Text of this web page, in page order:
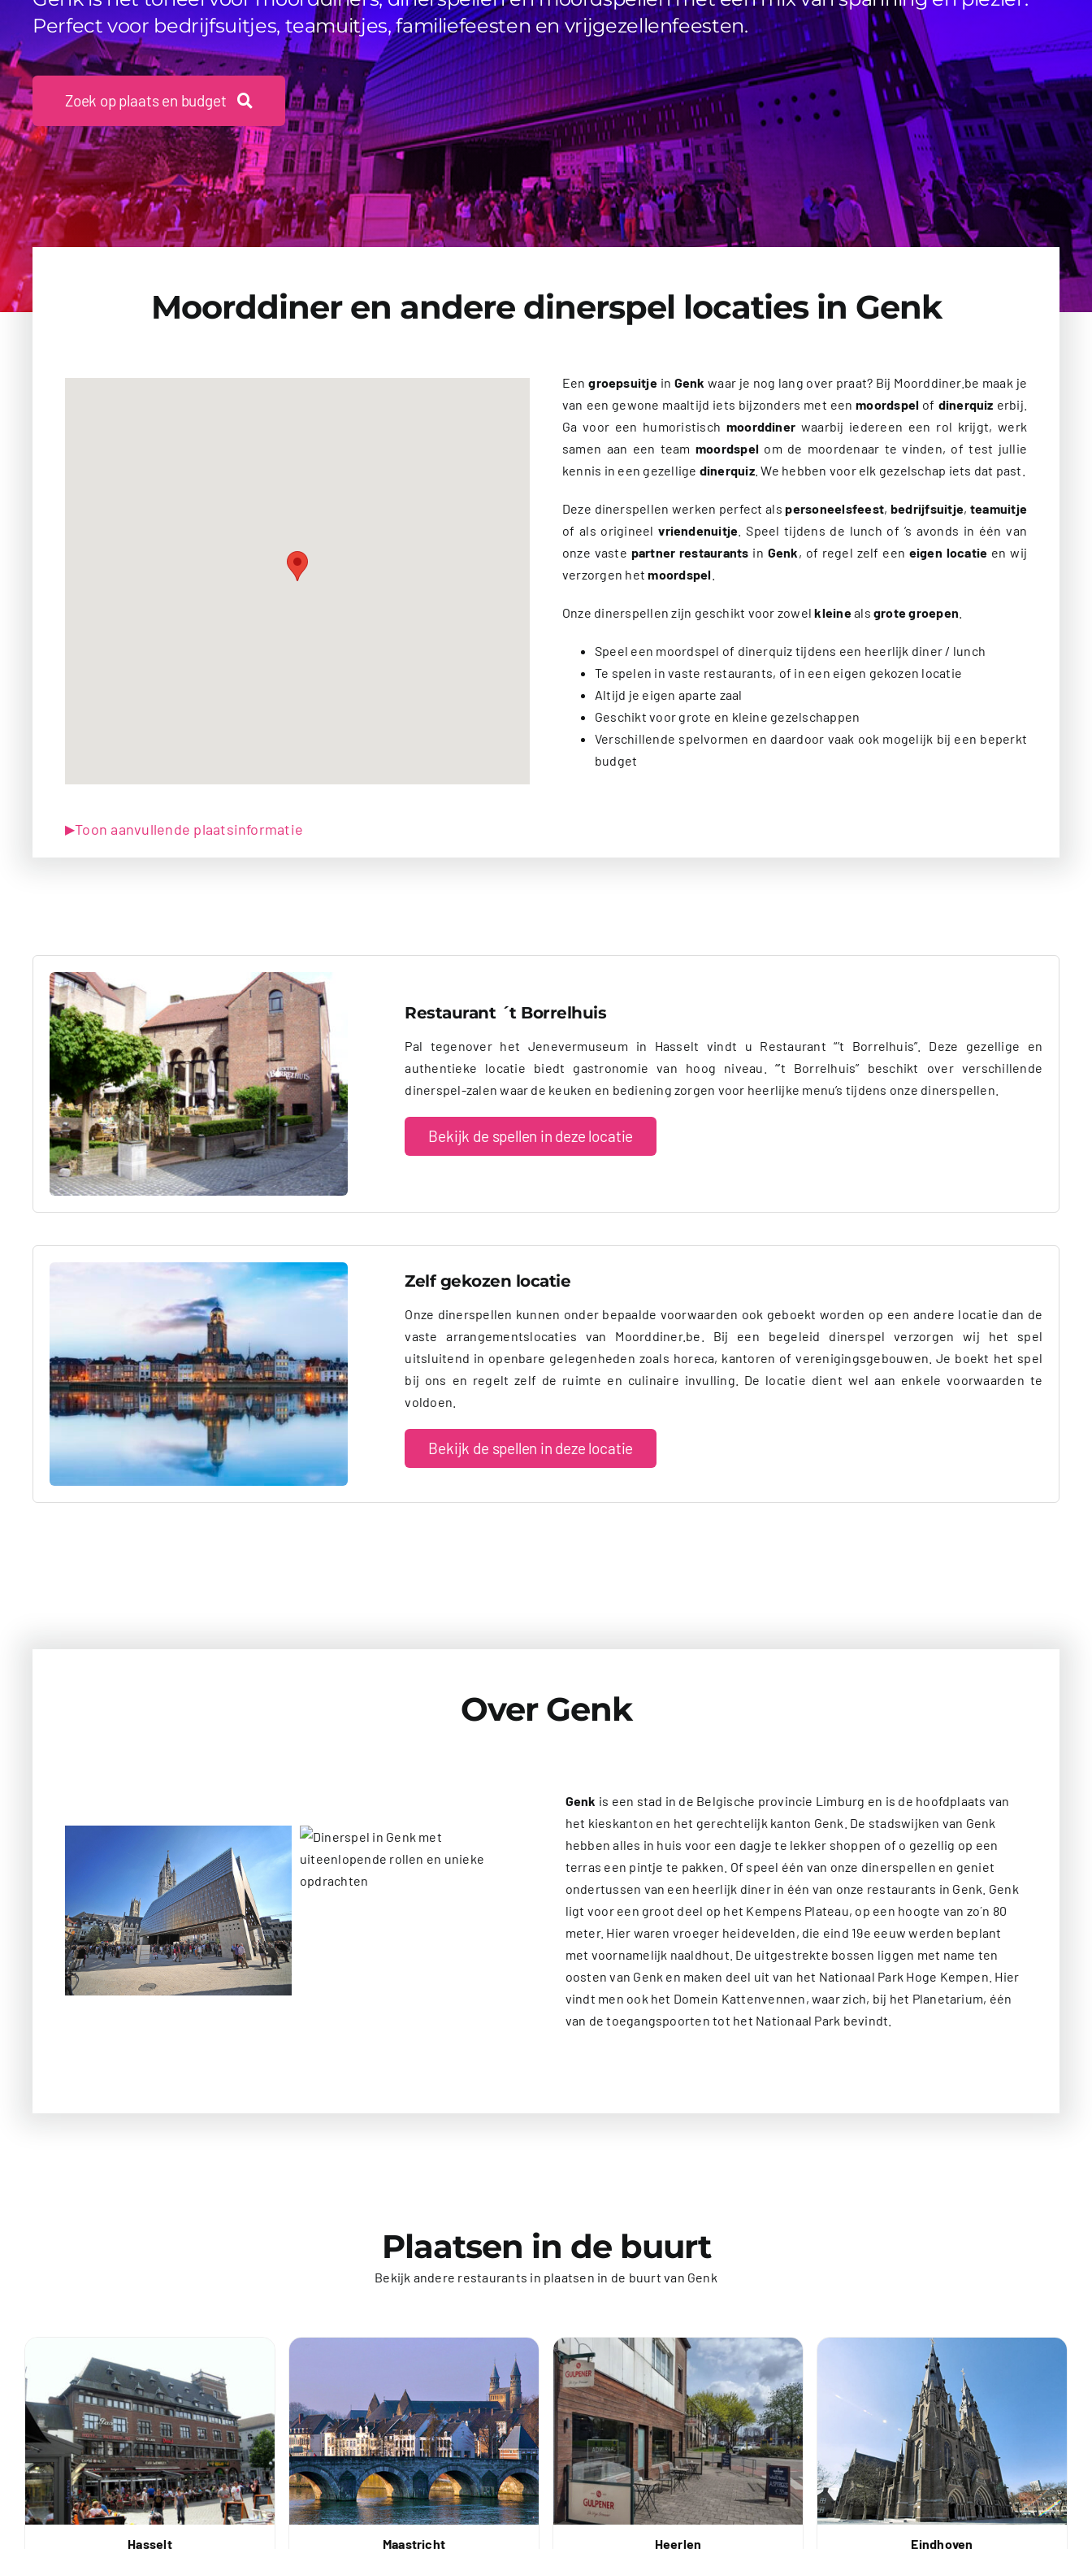
Perfect voor bedrijfsuitjes, teamuitjes, familiefeesten en vrijgezellenfeesten.
Zoek op plaats en budget
Moorddiner en andere dinerspel locaties in Genk
Eengroepsuitjein Genk waar je nog lang over praat? Bij Moorddiner.be maak je
van een gewone maaltijd iets bijzonders met eenmoordspel of dinerquiz erbij.
Ga voor een humoristisch moorddiner waarbij iedereen een rol krijgt, werk
samen aan een team moordspel om de moordenaar te vinden, of test jullie
kennis in een gezellige dinerquiz. We hebben voor elk gezelschap iets dat past.
Deze dinerspellen werken perfect alspersoneelsfeest, bedrijfsuitje, teamuitje
of als origineelvriendenuitje . Speel tijdens de lunch of ’s avonds in één van
onze vaste partner restaurants in Genk, of regel zelf een eigen locatie en wij
verzorgen hetmoordspel
Onze dinerspellen zijn geschikt voor zowelkleineals grote groepen
Speel een moordspel of dinerquiz tijdens een heerlijk diner / lunch
Te spelen in vaste restaurants, of in een eigen gekozen locatie
Altijd je eigen aparte zaal
Geschikt voor grote en kleine gezelschappen
Verschillende spelvormen en daardoor vaak ook mogelijk bij een beperkt
budget
▶Toon aanvullende plaatsinformatie
Restaurant ´t Borrelhuis
Pal tegenover het Jenevermuseum in Hasselt vindt u Restaurant “’t Borrelhuis”. Deze gezellige en
authentieke locatie biedt gastronomie van hoog niveau. “’t Borrelhuis” beschikt over verschillende
dinerspel-zalen waar de keuken en bediening zorgen voor heerlijke menu’s tijdens onze dinerspellen.
Bekijk de spellen in deze locatie
Zelf gekozen locatie
Onze dinerspellen kunnen onder bepaalde voorwaarden ook geboekt worden op een andere locatie dan de
vaste arrangementslocaties van Moorddiner.be. Bij een begeleid dinerspel verzorgen wij het spel
uitsluitend in openbare gelegenheden zoals horeca, kantoren of verenigingsgebouwen. Je boekt het spel
bij ons en regelt zelf de ruimte en culinaire invulling. De locatie dient wel aan enkele voorwaarden te
voldoen.
Bekijk de spellen in deze locatie
Over Genk
Genk is een stad in de Belgische provincie Limburg en is de hoofdplaats van
het kieskanton en het gerechtelijk kanton Genk. De stadswijken van Genk
hebben alles in huis voor een dagje te lekker shoppen of o gezellig op een
terras een pintje te pakken. Of speel één van onze dinerspellen en geniet
ondertussen van een heerlijk diner in één van onze restaurants in Genk. Genk
ligt voor een groot deel op het Kempens Plateau, op een hoogte van zo´n 80
meter. Hier waren vroeger heidevelden, die eind 19e eeuw werden beplant
met voornamelijk naaldhout. De uitgestrekte bossen liggen met name ten
oosten van Genk en maken deel uit van het Nationaal Park Hoge Kempen. Hier
vindt men ook het Domein Kattenvennen, waar zich, bij het Planetarium, één
van de toegangspoorten tot het Nationaal Park bevindt.
Plaatsen in de buurt
Bekijk andere restaurants in plaatsen in de buurt van Genk
Hasselt Maastricht Heerlen Eindhoven